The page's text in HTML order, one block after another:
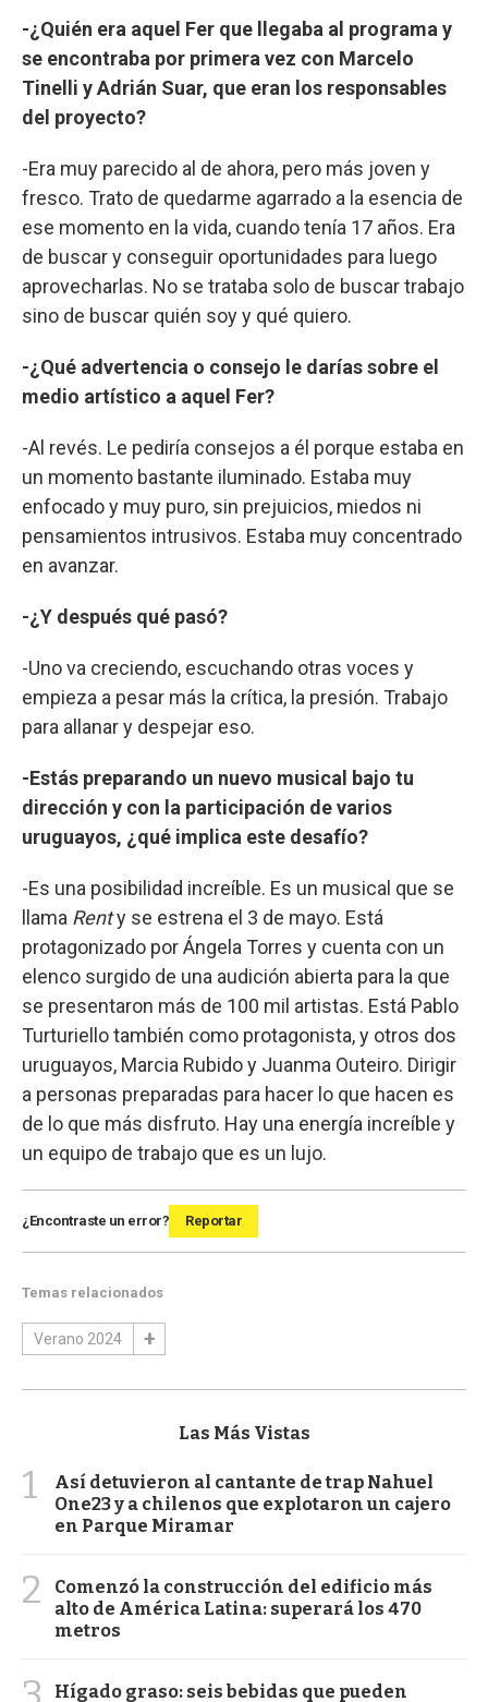
-¿Quién era aquel Fer que llegaba al programa y
se encontraba por primera vez con Marcelo
Tinelli y Adrián Suar, que eran los responsables
del proyecto?
-Era muy parecido al de ahora, pero más joven y
fresco. Trato de quedarme agarrado a la esencia de
ese momento en la vida, cuando tenía 17 años. Era
de buscar y conseguir oportunidades para luego
aprovecharlas. No se trataba solo de buscar trabajo
sino de buscar quién soy y qué quiero.
-¿Qué advertencia o consejo le darías sobre el
medio artístico a aquel Fer?
-Al revés. Le pediría consejos a él porque estaba en
un momento bastante iluminado. Estaba muy
enfocado y muy puro, sin prejuicios, miedos ni
pensamientos intrusivos. Estaba muy concentrado
en avanzar.
-¿Y después qué pasó?
-Uno va creciendo, escuchando otras voces y
empieza a pesar más la crítica, la presión. Trabajo
para allanar y despejar eso.
-Estás preparando un nuevo musical bajo tu
dirección y con la participación de varios
uruguayos, ¿qué implica este desafío?
-Es una posibilidad increíble. Es un musical que se
llama Renty se estrena el 3 de mayo. Está
protagonizado por Ángela Torres y cuenta con un
elenco surgido de una audición abierta para la que
se presentaron más de 100 mil artistas. Está Pablo
Turturiello también como protagonista, y otros dos
uruguayos, Marcia Rubido y Juanma Outeiro. Dirigir
a personas preparadas para hacer lo que hacen es
de lo que más disfruto. Hay una energía increíble y
un equipo de trabajo que es un lujo.
¿Encontraste un error? Reportar
Temas relacionados
Verano 2024
Las Más Vistas
1
Así detuvieron al cantante de trap Nahuel
One23 y a chilenos que explotaron un cajero
en Parque Miramar
2
Comenzó la construcción del edificio más
alto de América Latina: superará los 470
metros
Hígado graso: seis bebidas que pueden